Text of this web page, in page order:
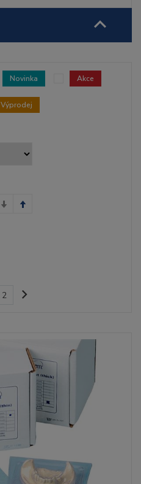
Novinka Akce
Výprodej
2